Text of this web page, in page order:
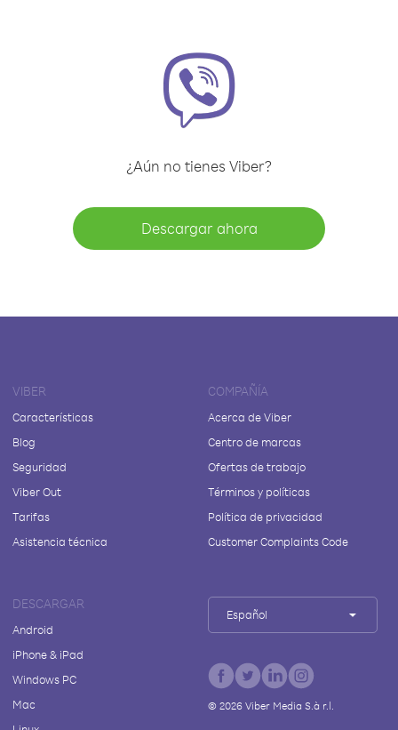
¿Aún no tienes Viber?
Descargar ahora
VIBER
Características
Blog
Seguridad
Viber Out
Tarifas
Asistencia técnica
COMPAÑÍA
Acerca de Viber
Centro de marcas
Ofertas de trabajo
Términos y políticas
Política de privacidad
Customer Complaints Code
DESCARGAR
Android
iPhone & iPad
Windows PC
Mac
Español
© 2026Viber Media S.à r.l.